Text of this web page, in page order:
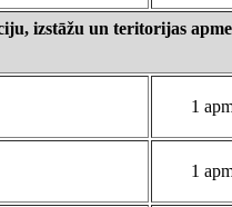
izstāžu un teritorijas
1
1